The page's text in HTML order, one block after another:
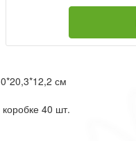
см
коробке 40 шт.